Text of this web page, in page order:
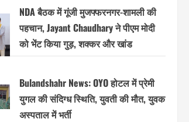
NDA बैठक में गूंजी मुजफ्फरनगर-शामली की
पहचान, Jayant Chaudhary ने पीएम मोदी
को भेंट किया गुड़, शक्कर और खांड
Bulandshahr News: OYO होटल में प्रेमी
युगल की संदिग्ध स्थिति, युवती की मौत, युवक
अस्पताल में भर्ती